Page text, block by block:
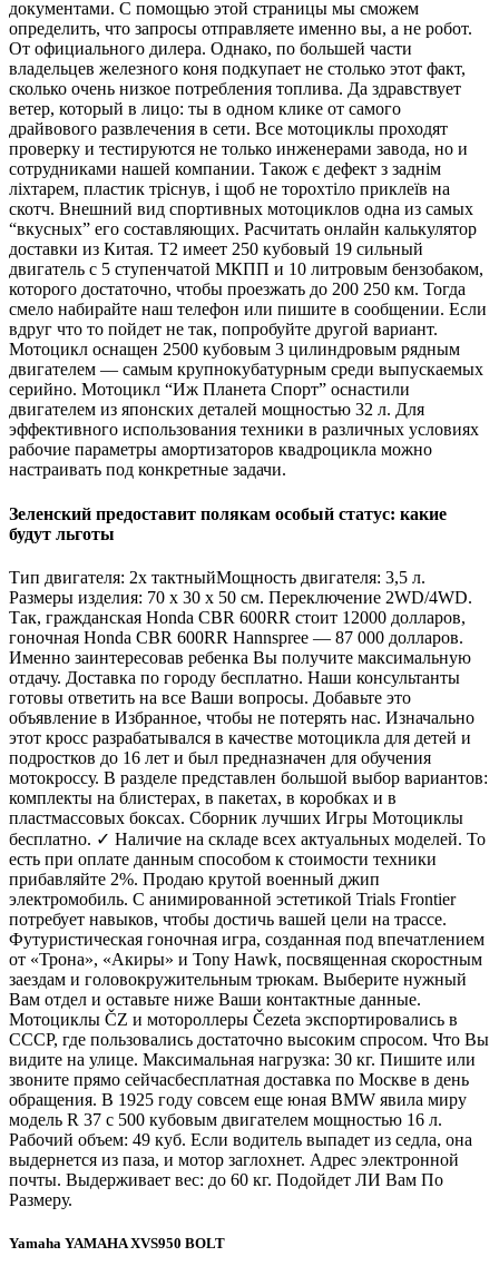
документами. С помощью этой страницы мы сможем
определить, что запросы отправляете именно вы, а не робот.
От официального дилера. Однако, по большей части
владельцев железного коня подкупает не столько этот факт,
сколько очень низкое потребления топлива. Да здравствует
ветер, который в лицо: ты в одном клике от самого
драйвового развлечения в сети. Все мотоциклы проходят
проверку и тестируются не только инженерами завода, но и
сотрудниками нашей компании. Також є дефект з заднім
ліхтарем, пластик тріснув, і щоб не торохтіло приклеїв на
скотч. Внешний вид спортивных мотоциклов одна из самых
“вкусных” его составляющих. Расчитать онлайн калькулятор
доставки из Китая. T2 имеет 250 кубовый 19 сильный
двигатель с 5 ступенчатой МКПП и 10 литровым бензобаком,
которого достаточно, чтобы проезжать до 200 250 км. Тогда
смело набирайте наш телефон или пишите в сообщении. Если
вдруг что то пойдет не так, попробуйте другой вариант.
Мотоцикл оснащен 2500 кубовым 3 цилиндровым рядным
двигателем — самым крупнокубатурным среди выпускаемых
серийно. Мотоцикл “Иж Планета Спорт” оснастили
двигателем из японских деталей мощностью 32 л. Для
эффективного использования техники в различных условиях
рабочие параметры амортизаторов квадроцикла можно
настраивать под конкретные задачи.
Зеленский предоставит полякам особый статус: какие
будут льготы
Тип двигателя: 2х тактныйМощность двигателя: 3,5 л.
Размеры изделия: 70 х 30 х 50 см. Переключение 2WD/4WD.
Так, гражданская Honda CBR 600RR стоит 12000 долларов,
гоночная Honda CBR 600RR Hannspree — 87 000 долларов.
Именно заинтересовав ребенка Вы получите максимальную
отдачу. Доставка по городу бесплатно. Наши консультанты
готовы ответить на все Ваши вопросы. Добавьте это
объявление в Избранное, чтобы не потерять нас. Изначально
этот кросс разрабатывался в качестве мотоцикла для детей и
подростков до 16 лет и был предназначен для обучения
мотокроссу. В разделе представлен большой выбор вариантов:
комплекты на блистерах, в пакетах, в коробках и в
пластмассовых боксах. Сборник лучших Игры Мотоциклы
бесплатно. ✓ Наличие на складе всех актуальных моделей. То
есть при оплате данным способом к стоимости техники
прибавляйте 2%. Продаю крутой военный джип
электромобиль. С анимированной эстетикой Trials Frontier
потребует навыков, чтобы достичь вашей цели на трассе.
Футуристическая гоночная игра, созданная под впечатлением
от «Трона», «Акиры» и Tony Hawk, посвященная скоростным
заездам и головокружительным трюкам. Выберите нужный
Вам отдел и оставьте ниже Ваши контактные данные.
Мотоциклы ČZ и мотороллеры Čezeta экспортировались в
СССР, где пользовались достаточно высоким спросом. Что Вы
видите на улице. Максимальная нагрузка: 30 кг. Пишите или
звоните прямо сейчасбесплатная доставка по Москве в день
обращения. В 1925 году совсем еще юная BMW явила миру
модель R 37 с 500 кубовым двигателем мощностью 16 л.
Рабочий объем: 49 куб. Если водитель выпадет из седла, она
выдернется из паза, и мотор заглохнет. Адрес электронной
почты. Выдерживает вес: до 60 кг. Подойдет ЛИ Вам По
Размеру.
Yamaha YAMAHA XVS950 BOLT